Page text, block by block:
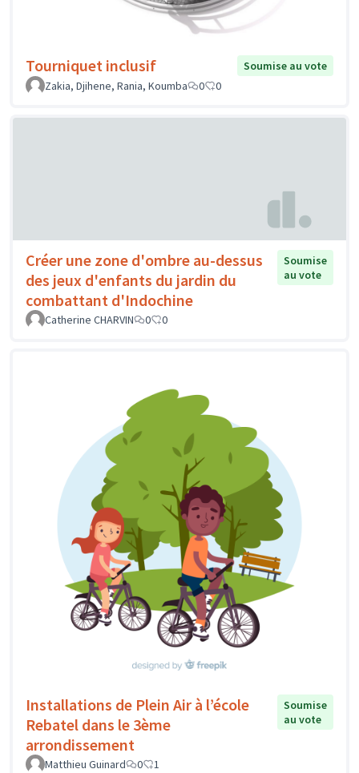
Tourniquet inclusif
Soumise au vote
Zakia, Djihene, Rania, Koumba
0 0
Créer une zone d'ombre au-dessus
des jeux d'enfants du jardin du
combattant d'Indochine
Soumise
au vote
Catherine CHARVIN 0 0
Installations de Plein Air à l’école
Rebatel dans le 3ème
arrondissement
Soumise
au vote
Matthieu Guinard 0 1